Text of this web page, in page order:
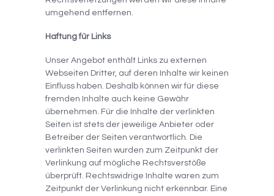
umgehend entfernen.
Haftung für Links
Unser Angebot enthält Links zu externen
Webseiten Dritter, auf deren Inhalte wir keinen
Einfluss haben. Deshalb können wir für diese
fremden Inhalte auch keine Gewähr
übernehmen. Für die Inhalte der verlinkten
Seiten ist stets der jeweilige Anbieter oder
Betreiber der Seiten verantwortlich. Die
verlinkten Seiten wurden zum Zeitpunkt der
Verlinkung auf mögliche Rechtsverstöße
überprüft. Rechtswidrige Inhalte waren zum
Zeitpunkt der Verlinkung nicht erkennbar. Eine